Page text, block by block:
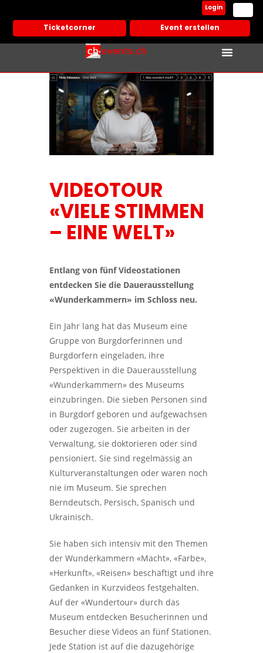
Ticketcorner Event erstellen
Login
VIDEOTOUR
«VIELE STIMMEN
– EINE WELT»
Entlang von fünf Videostationen
entdecken Sie die Dauerausstellung
«Wunderkammern» im Schloss neu.
Ein Jahr lang hat das Museum eine
Gruppe von Burgdorferinnen und
Burgdorfern eingeladen, ihre
Perspektiven in die Dauerausstellung
«Wunderkammern» des Museums
einzubringen. Die sieben Personen sind
in Burgdorf geboren und aufgewachsen
oder zugezogen. Sie arbeiten in der
Verwaltung, sie doktorieren oder sind
pensioniert. Sie sind regelmässig an
Kulturveranstaltungen oder waren noch
nie im Museum. Sie sprechen
Berndeutsch, Persisch, Spanisch und
Ukrainisch.
Sie haben sich intensiv mit den Themen
der Wunderkammern «Macht», «Farbe»,
«Herkunft», «Reisen» beschäftigt und ihre
Gedanken in Kurzvideos festgehalten.
Auf der «Wundertour» durch das
Museum entdecken Besucherinnen und
Besucher diese Videos an fünf Stationen.
Jede Station ist auf die dazugehörige